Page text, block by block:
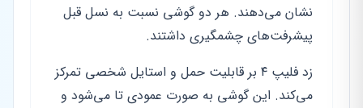
نشان می‌دهند. هر دو گوشی نسبت به نسل قبل
پیشرفت‌های چشمگیری داشتند.
زد فلیپ ۴ بر قابلیت حمل و استایل شخصی تمرکز
می‌کند. این گوشی به صورت عمودی تا می‌شود و